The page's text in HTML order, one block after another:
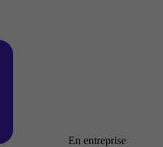
En entreprise